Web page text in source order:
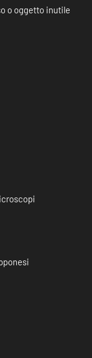
o oggetto inutile